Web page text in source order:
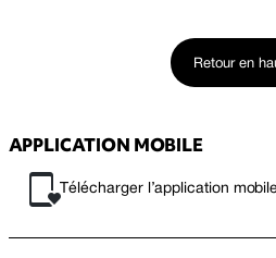
Retour en
APPLICATION MOBILE
Télécharger l’application mobile